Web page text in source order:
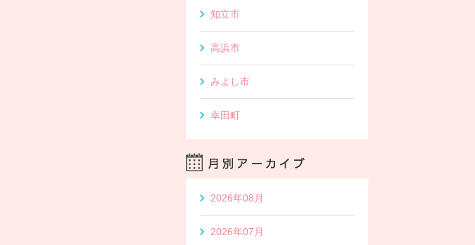
知立市
高浜市
みよし市
幸田町
2026年08月
2026年07月